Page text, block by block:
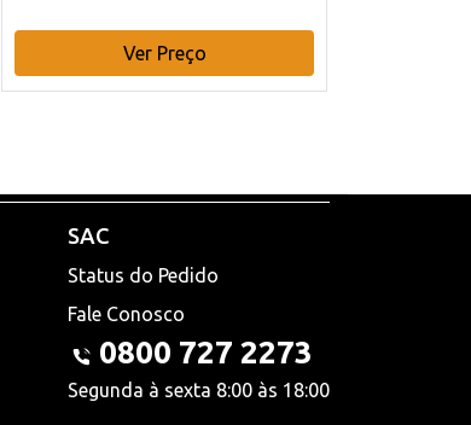
Ver Preço
SAC
Status do Pedido
Fale Conosco
0800 727 2273
Segunda à sexta 8:00 às 18:00